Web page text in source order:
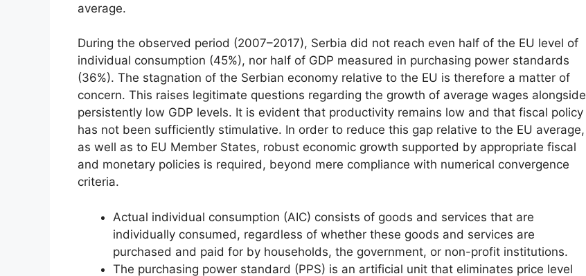
average.
During the observed period (2007–2017), Serbia did not reach even half of the EU level of
individual consumption (45%), nor half of GDP measured in purchasing power standards
(36%). The stagnation of the Serbian economy relative to the EU is therefore a matter of
concern. This raises legitimate questions regarding the growth of average wages alongside
persistently low GDP levels. It is evident that productivity remains low and that fiscal policy
has not been sufficiently stimulative. In order to reduce this gap relative to the EU average,
as well as to EU Member States, robust economic growth supported by appropriate fiscal
and monetary policies is required, beyond mere compliance with numerical convergence
criteria.
Actual individual consumption (AIC) consists of goods and services that are
individually consumed, regardless of whether these goods and services are
purchased and paid for by households, the government, or non-profit institutions.
The purchasing power standard (PPS) is an artificial unit that eliminates price level